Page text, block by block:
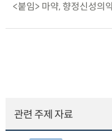
<붙임> 마약, 향정신성의
관련 주제 자료